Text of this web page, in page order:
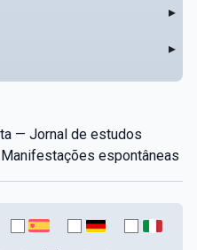
▸
▸
— Jornal de estudos
espontâneas